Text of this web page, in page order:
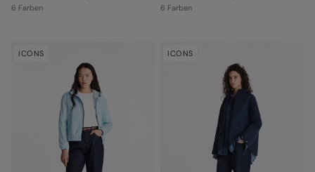
6 Farben
6 Farben
ICONS ICONS